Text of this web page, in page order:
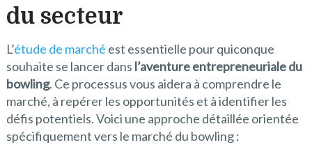
du secteur
L’étude de marché est essentielle pour quiconque
souhaite se lancer dans l’aventure entrepreneuriale du
bowling. Ce processus vous aidera à comprendre le
marché, à repérer les opportunités et à identifier les
défis potentiels. Voici une approche détaillée orientée
spécifiquement vers le marché du bowling :